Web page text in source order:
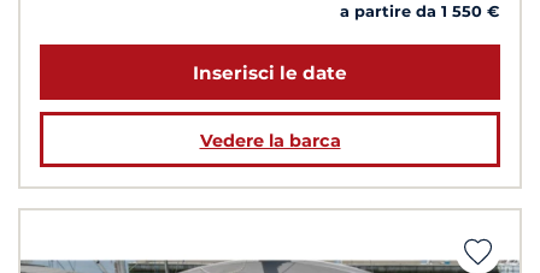
a partire da 1 550 €
Inserisci le date
Vedere la barca